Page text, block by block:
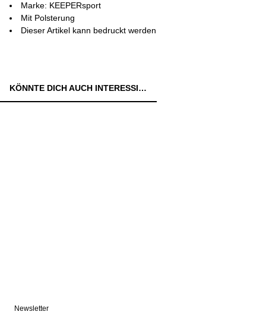
Marke: KEEPERsport
Mit Polsterung
Dieser Artikel kann bedruckt werden
KÖNNTE DICH AUCH INTERESSIEREN:
Newsletter